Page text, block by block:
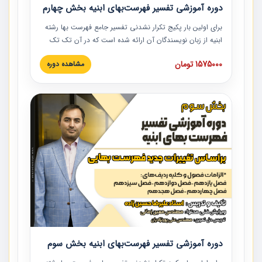
دوره آموزشی تفسیر فهرست‌بهای ابنیه بخش چهارم
برای اولین بار پکیج تکرار نشدنی تفسیر جامع فهرست بها رشته
ابنیه از زبان نویسندگان آن ارائه شده است که در آن تک تک
ردیف ها و مطالب فهرست بها تفسیر و ارائه شده است. این
دوره به صورت کامل تصویری بوده و به همراه تصاویر عملیات
دوره با کلام مهندس علیرضاحسین‌زاده مدیر پروژه مهندسی
مشاور در امر بازنگری فهرست بها رشته ابنیه ارائه شده و به تمام
همکارانی که در حوزه صنعت ساخت در حال فعالیت هستند حتما
توصیه می کنیم از مطالب این دوره استفاده نمایند.
1575000 تومان مشاهده دوره
دوره آموزشی تفسیر فهرست‌بهای ابنیه بخش سوم